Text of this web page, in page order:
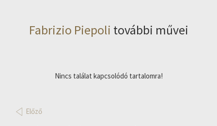
Fabrizio Piepoli további művei
Nincs találat kapcsolódó tartalomra!
Előző